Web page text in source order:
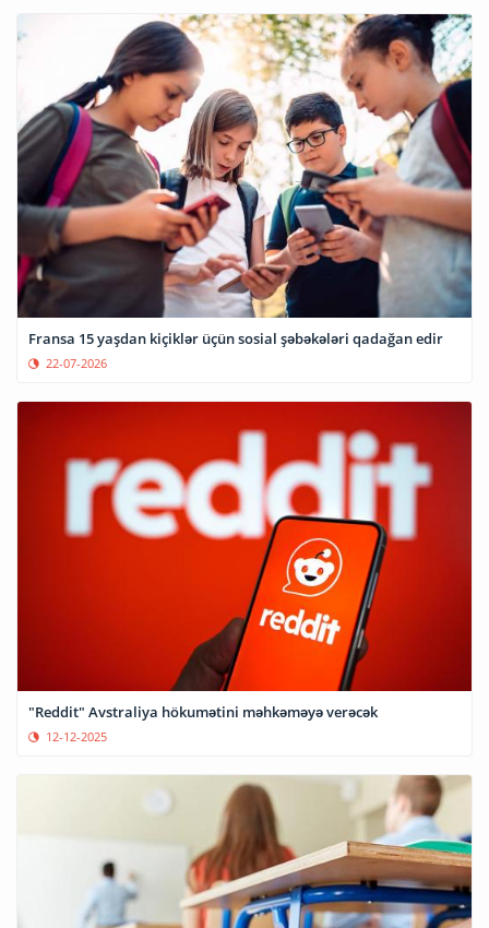
Fransa 15 yaşdan kiçiklər üçün sosial şəbəkələri qadağan edir
22-07-2026
"Reddit" Avstraliya hökumətini məhkəməyə verəcək
12-12-2025